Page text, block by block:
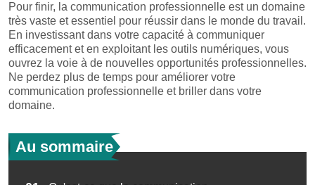
Pour finir, la communication professionnelle est un domaine
très vaste et essentiel pour réussir dans le monde du travail.
En investissant dans votre capacité à communiquer
efficacement et en exploitant les outils numériques, vous
ouvrez la voie à de nouvelles opportunités professionnelles.
Ne perdez plus de temps pour améliorer votre
communication professionnelle et briller dans votre
domaine.
Au sommaire